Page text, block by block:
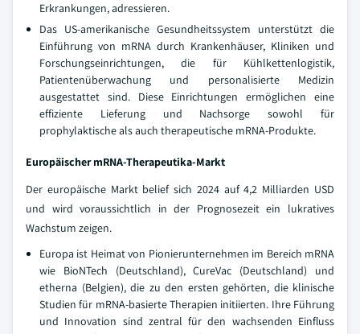
Erkrankungen, adressieren.
Das US-amerikanische Gesundheitssystem unterstützt die
Einführung von mRNA durch Krankenhäuser, Kliniken und
Forschungseinrichtungen, die für Kühlkettenlogistik,
Patientenüberwachung und personalisierte Medizin
ausgestattet sind. Diese Einrichtungen ermöglichen eine
effiziente Lieferung und Nachsorge sowohl für
prophylaktische als auch therapeutische mRNA-Produkte.
Europäischer mRNA-Therapeutika-Markt
Der europäische Markt belief sich 2024 auf 4,2 Milliarden USD
und wird voraussichtlich in der Prognosezeit ein lukratives
Wachstum zeigen.
Europa ist Heimat von Pionierunternehmen im Bereich mRNA
wie BioNTech (Deutschland), CureVac (Deutschland) und
etherna (Belgien), die zu den ersten gehörten, die klinische
Studien für mRNA-basierte Therapien initiierten. Ihre Führung
und Innovation sind zentral für den wachsenden Einfluss